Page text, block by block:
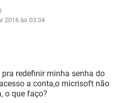
EXCEL
EXCEL
GMAIL
2016 às 03:34
redefinir minha senha do
a conta,o micrisoft não
o que faço?